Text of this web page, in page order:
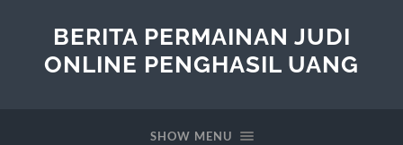
BERITA PERMAINAN JUDI
ONLINE PENGHASIL UANG
SHOW MENU